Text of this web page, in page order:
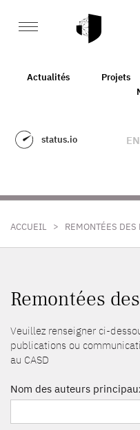
Actualités Projets
status.io EN
ACCUEIL > REMONTÉES
Remontées
Veuillez renseigner ci-
publications ou
au CASD
Nom des auteurs